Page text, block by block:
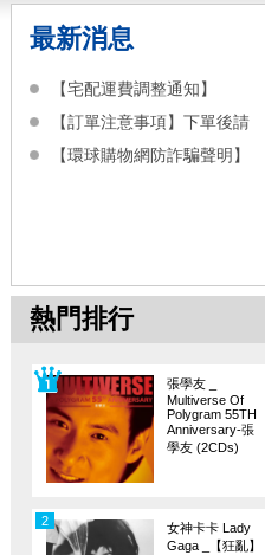
最新消息
【宅配運費調整通知】
【訂單注意事項】下單後請
【環球購物網防詐騙聲明】
熱門排行
張學友 _
Multiverse Of
Polygram 55TH
Anniversary-張
學友 (2CDs)
女神卡卡 Lady
Gaga _【狂亂】
2